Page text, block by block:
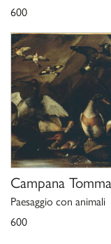
600
Campana
Paesaggio con animali
600